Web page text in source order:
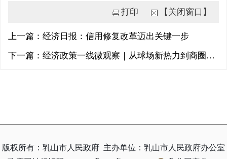
打印 【关闭窗口】
上一篇：经济日报：信用修复改革迈出关键一步
下一篇：经济政策一线微观察｜从球场新热力到商圈新活力，看一粒足球如何踢出“赛事经济”新效力
版权所有：乳山市人民政府 主办单位：乳山市人民政府办公室